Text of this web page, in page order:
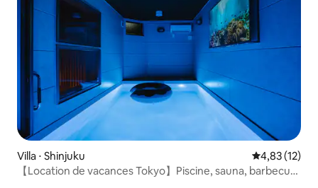
Villa ⋅ Shinjuku Évaluation
4,83 (12)
【Location de vacances Tokyo】Piscine, sauna, barbecue,